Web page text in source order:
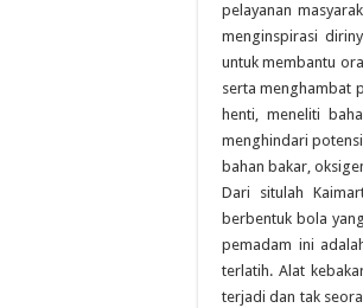
pelayanan
menginspirasi
untuk membantu
serta menghambat
henti, meneliti
menghindari
bahan bakar,
Dari situlah
berbentuk bola
pemadam ini
terlatih. Alat
terjadi dan tak